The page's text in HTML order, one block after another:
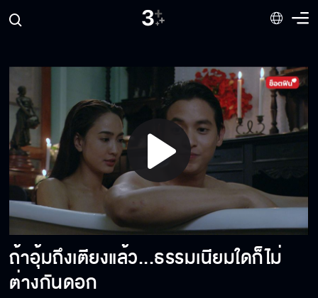
Play
Video
ถ้าอุ้มถึงเตียงแล้ว...ธรรมเนียมใดก็ไม่
ต่างกันดอก
เห็นแก่ฉัน เห็นแก่ลูก...ยอมหนีสักครั้งเถอะเจ้าค่ะ
ไม่ว่ากี่ชาติ เอ็งก็น่าสมเพชอยู่ดี
สามีเก่งไหม
กูเลี้ยงมึงลำบากมากนักหรือ